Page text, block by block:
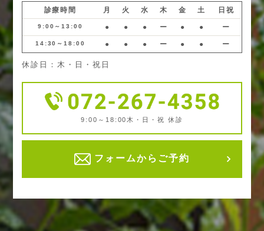
診療時間 月 火 水 木 金 土 日祝
9:00～13:00 ● ● ● ー ● ● ー
14:30～18:00 ● ● ● ー ● ● ー
休診日：木・日・祝日
9:00～18:00 木・日・祝 休診
フォームからご予約